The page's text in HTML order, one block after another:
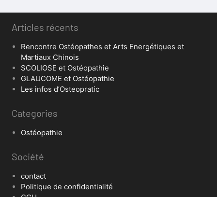
Articles récents
Rencontre Ostéopathes et Arts Energétiques et
Martiaux Chinois
SCOLIOSE et Ostéopathie
GLAUCOME et Ostéopathie
Les infos d’Osteopratic
Categories
Ostéopathie
Société
contact
Politique de confidentialité